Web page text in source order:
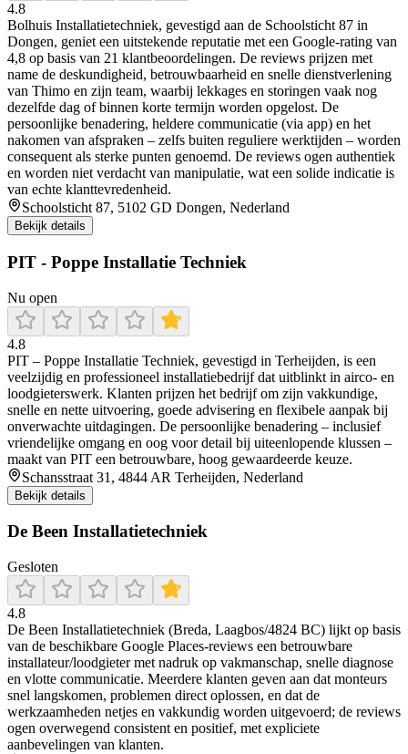
4.8
Bolhuis Installatietechniek, gevestigd aan de Schoolsticht 87 in
Dongen, geniet een uitstekende reputatie met een Google-rating van
4,8 op basis van 21 klantbeoordelingen. De reviews prijzen met
name de deskundigheid, betrouwbaarheid en snelle dienstverlening
van Thimo en zijn team, waarbij lekkages en storingen vaak nog
dezelfde dag of binnen korte termijn worden opgelost. De
persoonlijke benadering, heldere communicatie (via app) en het
nakomen van afspraken – zelfs buiten reguliere werktijden – worden
consequent als sterke punten genoemd. De reviews ogen authentiek
en worden niet verdacht van manipulatie, wat een solide indicatie is
van echte klanttevredenheid.
Schoolsticht 87, 5102 GD Dongen, Nederland
Bekijk details
PIT - Poppe Installatie Techniek
Nu open
4.8
PIT – Poppe Installatie Techniek, gevestigd in Terheijden, is een
veelzijdig en professioneel installatiebedrijf dat uitblinkt in airco- en
loodgieterswerk. Klanten prijzen het bedrijf om zijn vakkundige,
snelle en nette uitvoering, goede advisering en flexibele aanpak bij
onverwachte uitdagingen. De persoonlijke benadering – inclusief
vriendelijke omgang en oog voor detail bij uiteenlopende klussen –
maakt van PIT een betrouwbare, hoog gewaardeerde keuze.
Schansstraat 31, 4844 AR Terheijden, Nederland
Bekijk details
De Been Installatietechniek
Gesloten
4.8
De Been Installatietechniek (Breda, Laagbos/4824 BC) lijkt op basis
van de beschikbare Google Places-reviews een betrouwbare
installateur/loodgieter met nadruk op vakmanschap, snelle diagnose
en vlotte communicatie. Meerdere klanten geven aan dat monteurs
snel langskomen, problemen direct oplossen, en dat de
werkzaamheden netjes en vakkundig worden uitgevoerd; de reviews
ogen overwegend consistent en positief, met expliciete
aanbevelingen van klanten.